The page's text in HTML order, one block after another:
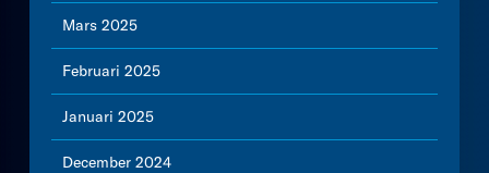
Mars 2025
Februari 2025
Januari 2025
December 2024